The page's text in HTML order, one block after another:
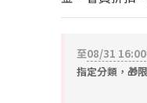
至08/31 16:00
指定分類，🎁